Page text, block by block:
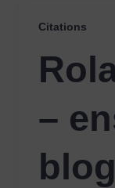
Citations
–